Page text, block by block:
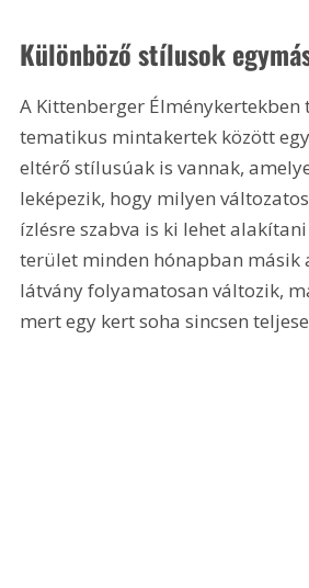
Különböző stílusok
A Kittenberger Élménykertekben
tematikus mintakertek között
eltérő stílusúak is vannak,
leképezik, hogy milyen
ízlésre szabva is ki lehet
terület minden hónapban másik
látvány folyamatosan változik,
mert egy kert soha sincsen